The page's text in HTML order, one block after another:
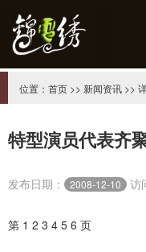
位置： 首页 >> 新闻资讯 >>
特型演员代表齐
发布日期： 2008-12-10 访
第 1 2 3 4 5 6 页